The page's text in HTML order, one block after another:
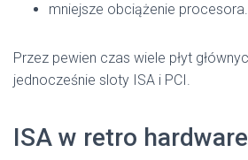
mniejsze obciążenie procesora.
Przez pewien czas wiele płyt
jednocześnie sloty ISA i PCI.
ISA w retro hardware